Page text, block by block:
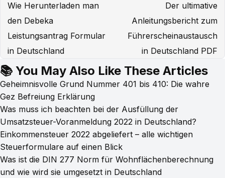
Wie Herunterladen man
den Debeka
Leistungsantrag Formular
in Deutschland
Der ultimative
Anleitungsbericht zum
Führerscheinaustausch
in Deutschland PDF
📚 You May Also Like These Articles
Geheimnisvolle Grund Nummer 401 bis 410: Die wahre
Gez Befreiung Erklärung
Was muss ich beachten bei der Ausfüllung der
Umsatzsteuer-Voranmeldung 2022 in Deutschland?
Einkommensteuer 2022 abgeliefert – alle wichtigen
Steuerformulare auf einen Blick
Was ist die DIN 277 Norm für Wohnflächenberechnung
und wie wird sie umgesetzt in Deutschland